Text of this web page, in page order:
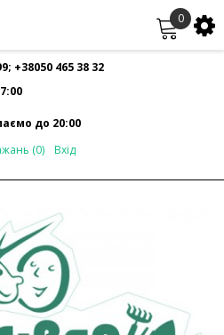
; +38050 465 38 32
до 20:00
(0) Вхід
0